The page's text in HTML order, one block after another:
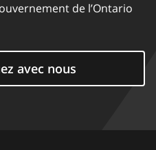
de l’Ontario
avec nous